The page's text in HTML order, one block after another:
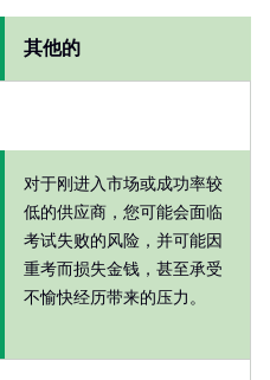
其他的
对于刚进入市场或成功率较
低的供应商，您可能会面临
考试失败的风险，并可能因
重考而损失金钱，甚至承受
不愉快经历带来的压力。